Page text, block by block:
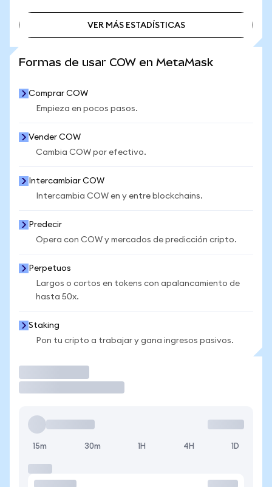
VER MÁS ESTADÍSTICAS
Formas de usar COW en MetaMask
Comprar COW
Empieza en pocos pasos.
Vender COW
Cambia COW por efectivo.
Intercambiar COW
Intercambia COW en y entre blockchains.
Predecir
Opera con COW y mercados de predicción cripto.
Perpetuos
Largos o cortos en tokens con apalancamiento de
hasta 50x.
Staking
Pon tu cripto a trabajar y gana ingresos pasivos.
15m 30m 1H 4H 1D